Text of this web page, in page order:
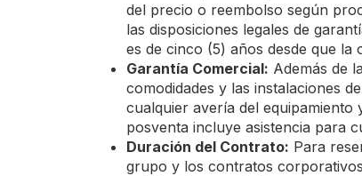
del precio o reembolso según
las disposiciones legales de
es de cinco (5) años desde que la
Garantía Comercial: Además de
comodidades y las instalaciones
cualquier avería del
posventa incluye asistencia para
Duración del Contrato: Para
grupo y los contratos